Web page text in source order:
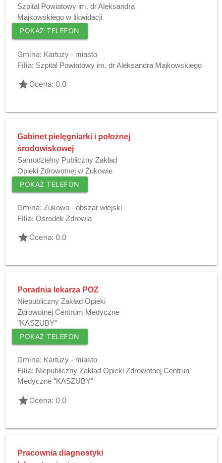
Szpital Powiatowy im. dr Aleksandra
Majkowskiego w likwidacji
POKAŻ TELEFON
Gmina: Kartuzy - miasto
Filia: Szpital Powiatowy im. dr Aleksandra Majkowskiego
gradeOcena: 0.0
Gabinet pielęgniarki i położnej
środowiskowej
Samodzielny Publiczny Zakład
Opieki Zdrowotnej w Żukowie
POKAŻ TELEFON
Gmina: Żukowo - obszar wiejski
Filia: Ośrodek Zdrowia
gradeOcena: 0.0
Poradnia lekarza POZ
Niepubliczny Zakład Opieki
Zdrowotnej Centrum Medyczne
"KASZUBY"
POKAŻ TELEFON
Gmina: Kartuzy - miasto
Filia: Niepubliczny Zakład Opieki Zdrowotnej Centrun
Medyczne "KASZUBY"
gradeOcena: 0.0
Pracownia diagnostyki